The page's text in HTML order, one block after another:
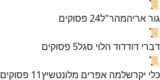
📜
גור אריהמהר"ל24 פסוקים
📜
דברי דודדוד הלוי סגל5 פסוקים
📜
כלי יקרשלמה אפרים מלונטשיץ11 פסוקים